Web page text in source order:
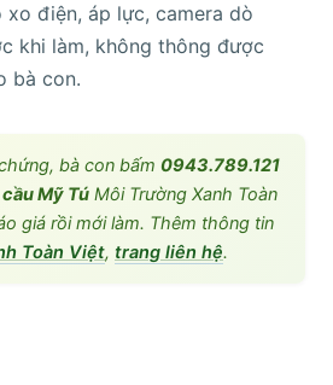
điện, áp lực, camera dò
khi làm, không thông được
bà con.
bà con bấm 0943.789.121
Mỹ Tú Môi Trường Xanh Toàn
giá rồi mới làm. Thêm thông tin
Toàn Việt, trang liên hệ.